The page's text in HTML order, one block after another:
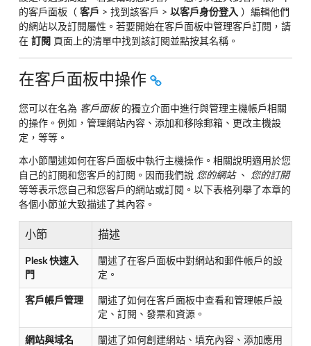
的客戶面板（ 客戶 > 找到該客戶 > 以客戶身份登入 ）編輯他們
的網站以及訂閱屬性。若要開始在客戶面板中管理客戶訂閱，請
在 訂閱 頁面上的清單中找到該訂閱並點按其名稱。
在客戶面板中操作
您可以在名為 客戶面板的獨立介面中進行與管理主機帳戶相關
的操作。例如，管理網站內容、添加和移除郵箱、更改主機設
定，等等。
本小節闡述如何在客戶面板中執行主機操作。相關說明適用於您
自己的訂閱和您客戶的訂閱。因而我們說 您的網站、 您的訂閱
等等表示您自己和您客戶的網站或訂閱。以下表格列舉了本章的
各個小節並大致描述了其內容。
小節 描述
Plesk 快速入
門
闡述了在客戶面板中對網站和郵件帳戶的設
定。
客戶帳戶管理
闡述了如何在客戶面板中查看和管理帳戶設
定、訂閱、發票和資源。
網站與域名
闡述了如何創建網站、填充內容、添加應用